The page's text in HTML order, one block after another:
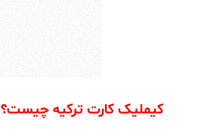
کیملیک کارت ترکیه چیست؟